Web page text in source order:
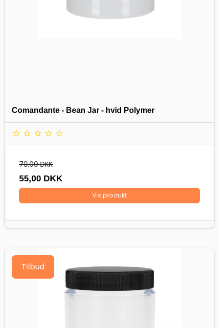
Comandante - Bean Jar - hvid Polymer
79,00 DKK
55,00 DKK
Vis produkt
Tilbud